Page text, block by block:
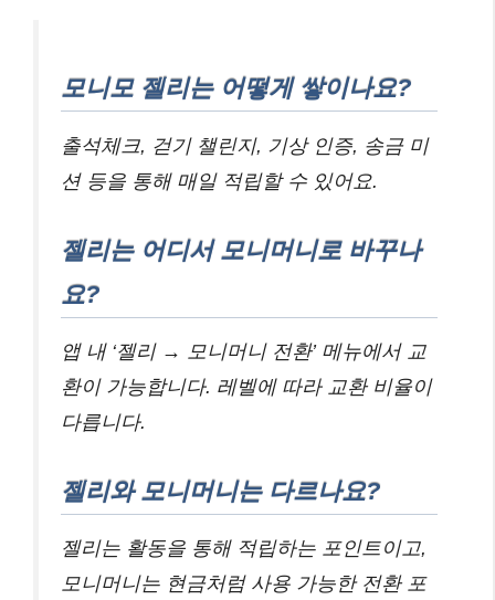
모니모 젤리는 어떻게 쌓이나요?
출석체크, 걷기 챌린지, 기상 인증, 송금 미
션 등을 통해 매일 적립할 수 있어요.
젤리는 어디서 모니머니로 바꾸나
요?
앱 내 ‘젤리 → 모니머니 전환’ 메뉴에서 교
환이 가능합니다. 레벨에 따라 교환 비율이
다릅니다.
젤리와 모니머니는 다르나요?
젤리는 활동을 통해 적립하는 포인트이고,
모니머니는 현금처럼 사용 가능한 전환 포